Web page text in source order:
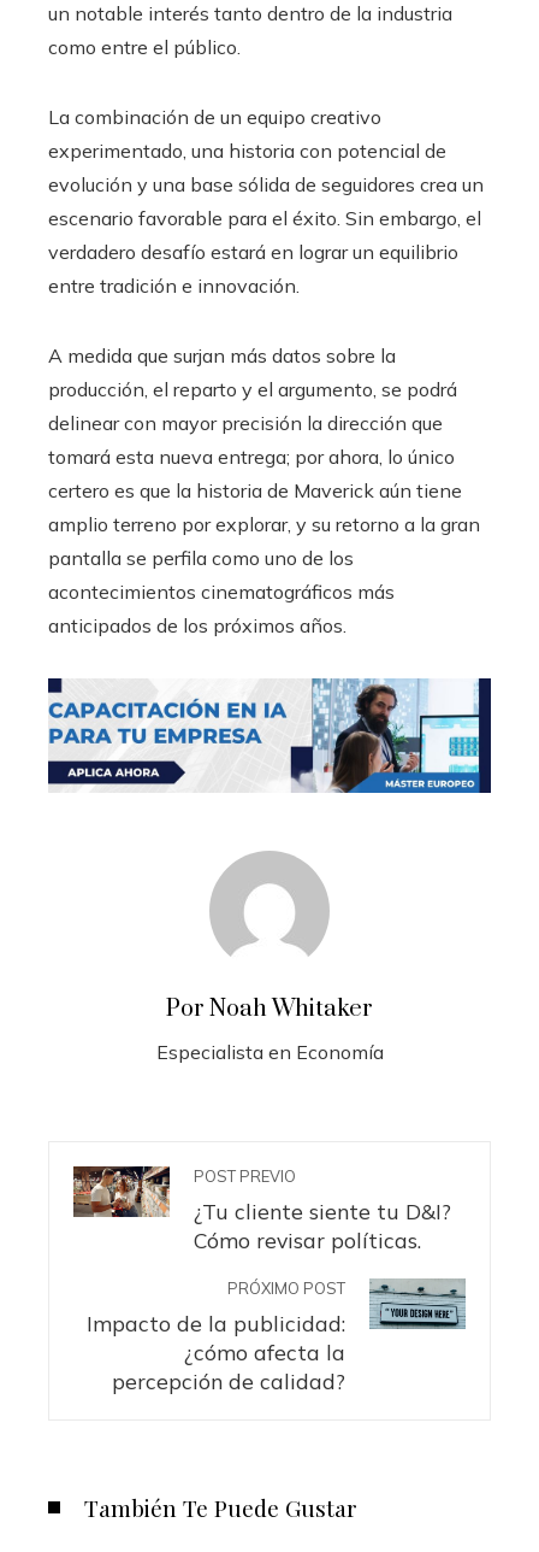
un notable interés tanto dentro de la industria
como entre el público.
La combinación de un equipo creativo
experimentado, una historia con potencial de
evolución y una base sólida de seguidores crea un
escenario favorable para el éxito. Sin embargo, el
verdadero desafío estará en lograr un equilibrio
entre tradición e innovación.
A medida que surjan más datos sobre la
producción, el reparto y el argumento, se podrá
delinear con mayor precisión la dirección que
tomará esta nueva entrega; por ahora, lo único
certero es que la historia de Maverick aún tiene
amplio terreno por explorar, y su retorno a la gran
pantalla se perfila como uno de los
acontecimientos cinematográficos más
anticipados de los próximos años.
Por Noah Whitaker
Especialista en Economía
POST PREVIO
¿Tu cliente siente tu D&I?
Cómo revisar políticas.
PRÓXIMO POST
Impacto de la publicidad:
¿cómo afecta la
percepción de calidad?
También Te Puede Gustar